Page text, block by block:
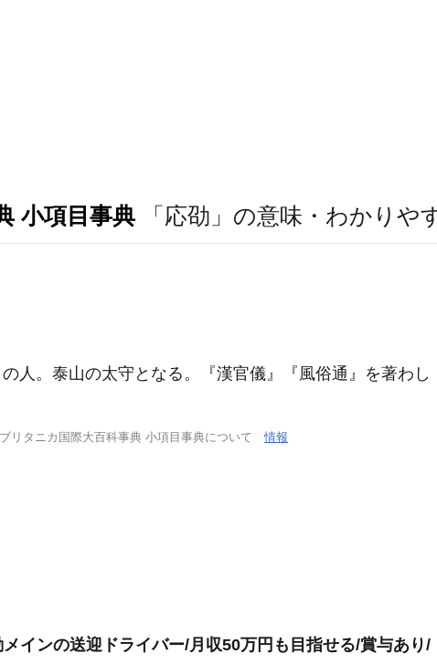
小項目事典 「応劭」の意味・わかりや
人。泰山の太守となる。『漢官儀』『風俗通』を著わし
ブリタニカ国際大百科事典 小項目事典について情報
インの送迎ドライバー/月収50万円も目指せる/賞与あり/